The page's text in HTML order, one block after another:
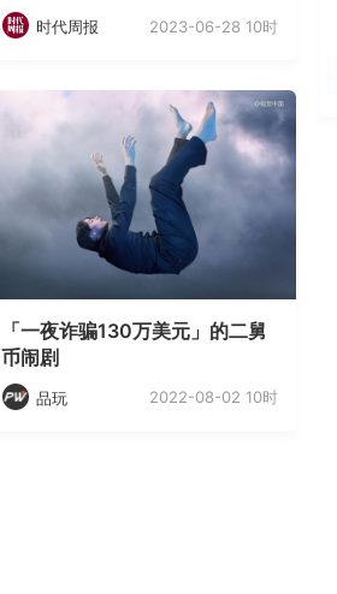
时代周报 2023-06-28 10时
「一夜诈骗130万美元」的二舅
币闹剧
品玩 2022-08-02 10时